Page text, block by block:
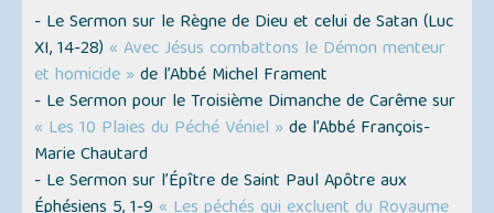
- Le Sermon sur le Règne de Dieu et celui de Satan (Luc
XI, 14-28) « Avec Jésus combattons le Démon menteur
et homicide » de l’Abbé Michel Frament
- Le Sermon pour le Troisième Dimanche de Carême sur
« Les 10 Plaies du Péché Véniel » de l’Abbé François-
Marie Chautard
- Le Sermon sur l’Épître de Saint Paul Apôtre aux